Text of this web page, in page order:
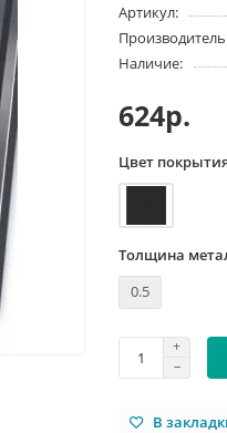
Артикул:
Наличие:
624р.
Цвет
Толщина
0.5
В